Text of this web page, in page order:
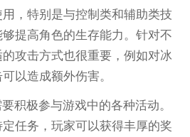
，特别是与控制类和辅助类技
提高角色的生存能力。针对不
攻击方式也很重要，例如对冰
以造成额外伤害。
积极参与游戏中的各种活动。
任务，玩家可以获得丰厚的奖